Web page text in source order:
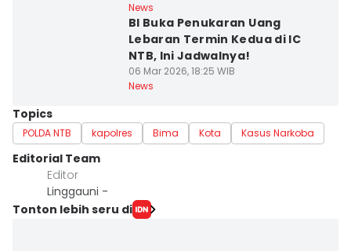
News
BI Buka Penukaran Uang
Lebaran Termin Kedua di IC
NTB, Ini Jadwalnya!
06 Mar 2026, 18:25 WIB
News
Topics
POLDA NTB kapolres Bima Kota Kasus Narkoba
Editorial Team
Editor
Linggauni -
Tonton lebih seru di